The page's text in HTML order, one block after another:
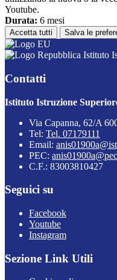
Youtube.
Durata: 6 mesi
Accetta tutti Salva le
Istituto
Contatti
Istituto Istruzione
Via Capanna, 62/A
Tel: Tel. 07179111
Email:
PEC:
C.F.: 83003810427
Seguici su
Facebook
Youtube
Instagram
Sezione Link Utili